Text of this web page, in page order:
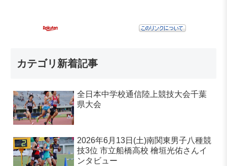
カテゴリ新着記事
全日本中学校通信陸上競技大会千葉
県大会
2026年6月13日(土)南関東男子八種競
技3位 市立船橋高校 檜垣光佑さんイ
ンタビュー